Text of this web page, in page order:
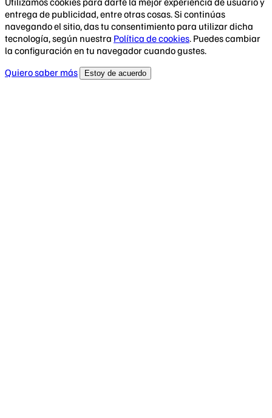
entrega de publicidad, entre otras cosas. Si continúas
navegando el sitio, das tu consentimiento para utilizar dicha
tecnología, según nuestra Política de cookies. Puedes cambiar
la configuración en tu navegador cuando gustes.
Quiero saber más
Estoy de acuerdo